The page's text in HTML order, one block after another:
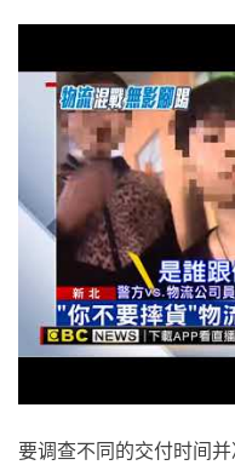
要调查不同的交付时间